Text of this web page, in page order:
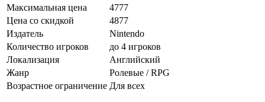
Максимальная цена
4777
Цена со скидкой
4877
Издатель
Nintendo
Количество игроков
до 4 игроков
Локализация
Английский
Жанр
Ролевые / RPG
Возрастное ограничение Для всех